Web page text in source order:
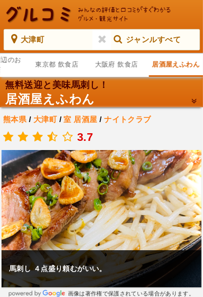
大津町 ジャンルすべて
のお
東京都 飲食店 大阪府 飲食店 居酒屋えふわん
無料送迎と美味馬刺し！
居酒屋えふわん
熊本県 / 大津町/室 居酒屋 /ナイトクラブ
3.7
馬刺し ４点盛り頼むがいい。
画像は著作権で保護されている場合があります。